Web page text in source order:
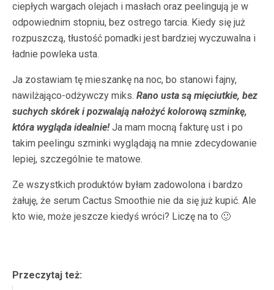
ciepłych wargach olejach i masłach oraz peelingują je w
odpowiednim stopniu, bez ostrego tarcia. Kiedy się już
rozpuszczą, tłustość pomadki jest bardziej wyczuwalna i
ładnie powleka usta.
Ja zostawiam tę mieszankę na noc, bo stanowi fajny,
nawilżająco-odżywczy miks. Rano usta są mięciutkie, bez
suchych skórek i pozwalają nałożyć kolorową szminkę,
która wygląda idealnie!Ja mam mocną fakturę ust i po
takim peelingu szminki wyglądają na mnie zdecydowanie
lepiej, szczególnie te matowe.
Ze wszystkich produktów byłam zadowolona i bardzo
żałuję, że serum Cactus Smoothie nie da się już kupić. Ale
kto wie, może jeszcze kiedyś wróci? Liczę na to 🙂
Przeczytaj też: